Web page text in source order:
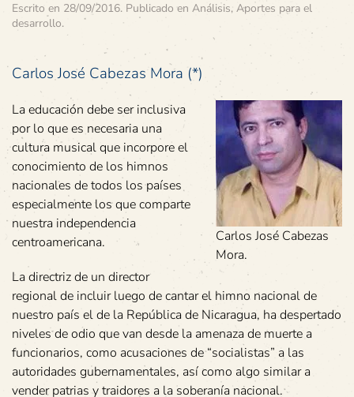
Escrito en 28/09/2016. Publicado en Análisis, Aportes para el
desarrollo.
Carlos José Cabezas Mora (*)
Carlos José Cabezas
Mora.
La educación debe ser inclusiva
por lo que es necesaria una
cultura musical que incorpore el
conocimiento de los himnos
nacionales de todos los países
especialmente los que comparte
nuestra independencia
centroamericana.
La directriz de un director
regional de incluir luego de cantar el himno nacional de
nuestro país el de la República de Nicaragua, ha despertado
niveles de odio que van desde la amenaza de muerte a
funcionarios, como acusaciones de “socialistas” a las
autoridades gubernamentales, así como algo similar a
vender patrias y traidores a la soberanía nacional.